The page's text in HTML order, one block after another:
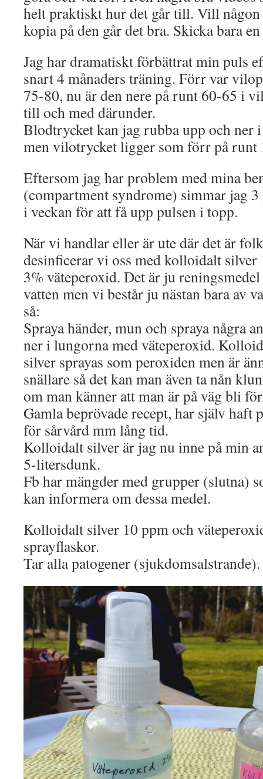
helt praktiskt hur det går till. Vill någon
kopia på den går det bra. Skicka bara
Jag har dramatiskt förbättrat min puls
snart 4 månaders träning. Förr var
75-80, nu är den nere på runt 60-65 i
till och med därunder.
Blodtrycket kan jag rubba upp och ner
men vilotrycket ligger som förr på runt
Eftersom jag har problem med mina
(compartment syndrome) simmar jag
i veckan för att få upp pulsen i topp.
När vi handlar eller är ute där det är folk
desinficerar vi oss med kolloidalt silver
3% väteperoxid. Det är ju
vatten men vi består ju nästan bara av
så:
Spraya händer, mun och spraya några
ner i lungorna med väteperoxid.
silver sprayas som peroxiden men är
snällare så det kan man även ta nån
om man känner att man är på väg bli
Gamla beprövade recept, har själv haft
för sårvård mm lång tid.
Kolloidalt silver är jag nu inne på min
5-litersdunk.
Fb har mängder med grupper (slutna)
kan informera om dessa medel.
Kolloidalt silver 10 ppm och
sprayflaskor.
Tar alla patogener (sjukdomsalstrande).